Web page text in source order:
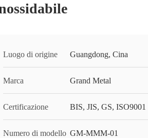
Luogo di origine Guangdong, Cina
Marca Grand Metal
Certificazione BIS, JIS, GS, ISO9001
Numero di modello GM-MMM-01